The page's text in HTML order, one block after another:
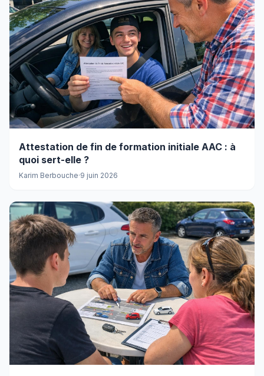
Attestation de fin de formation initiale AAC : à
quoi sert-elle ?
Karim Berbouche·9 juin 2026